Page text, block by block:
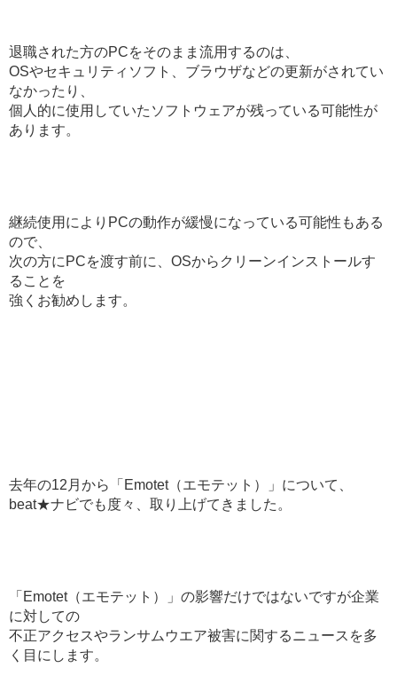
退職された方のPCをそのまま流用するのは、
OSやセキュリティソフト、ブラウザなどの更新がされてい
なかったり、
個人的に使用していたソフトウェアが残っている可能性が
あります。
継続使用によりPCの動作が緩慢になっている可能性もある
ので、
次の方にPCを渡す前に、OSからクリーンインストールす
ることを
強くお勧めします。
去年の12月から「Emotet（エモテット）」について、
beat★ナビでも度々、取り上げてきました。
「Emotet（エモテット）」の影響だけではないですが企業
に対しての
不正アクセスやランサムウエア被害に関するニュースを多
く目にします。